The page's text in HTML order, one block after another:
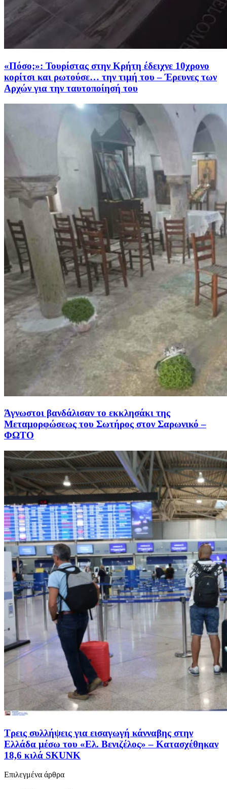
«Πόσο;»: Τουρίστας στην Κρήτη έδειχνε 10χρονο
κορίτσι και ρωτούσε… την τιμή του – Έρευνες των
Αρχών για την ταυτοποίησή του
Άγνωστοι βανδάλισαν το εκκλησάκι της
Μεταμορφώσεως του Σωτήρος στον Σαρωνικό –
ΦΩΤΟ
Τρεις συλλήψεις για εισαγωγή κάνναβης στην
Ελλάδα μέσω του «Ελ. Βενιζέλος» – Κατασχέθηκαν
18,6 κιλά SKUNK
Επιλεγμένα άρθρα